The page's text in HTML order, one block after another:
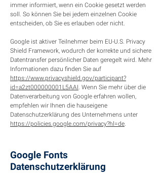
immer informiert, wenn ein Cookie gesetzt werden
soll. So können Sie bei jedem einzelnen Cookie
entscheiden, ob Sie es erlauben oder nicht.
Google ist aktiver Teilnehmer beim EU-U.S. Privacy
Shield Framework, wodurch der korrekte und sichere
Datentransfer persönlicher Daten geregelt wird. Mehr
Informationen dazu finden Sie auf
https://www.privacyshield.gov/participant?
id=a2zt000000001L5AAI. Wenn Sie mehr über die
Datenverarbeitung von Google erfahren wollen,
empfehlen wir Ihnen die hauseigene
Datenschutzerklärung des Unternehmens unter
https://policies.google.com/privacy?hl=de.
Google Fonts
Datenschutzerklärung